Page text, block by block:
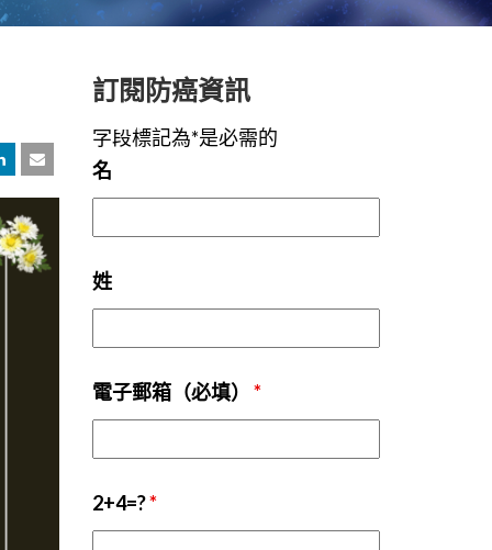
訂閱防癌資訊
字段標記為*是必需的
名
姓
電子郵箱（必填） *
2+4=?*